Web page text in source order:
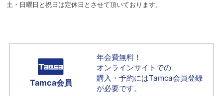
土・日曜日と祝日は定休日とさせて頂いております。
Tamca会員
年会費無料！
オンラインサイトでの
購入・予約にはTamca会員登録
が必要です。